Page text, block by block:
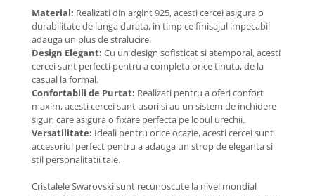
BRĂȚĂRI CU ȘNUR REGLABIL
Brățări din Aur cu șnur reglabil
Brățări din Argint cu șnur reglabil
BRĂȚĂRI CU PIETRE SEMIPREȚIOASE
Brățări din Aur cu pietre
semiprețioase
Brățări din Argint cu pietre
semiprețioase
Brățări elastice cu pietre
semiprețioase
BRĂȚĂRI DE PICIOR
Material: Realizati din argint 925, acesti cercei asigura o
durabilitate de lunga durata, in timp ce finisajul impecabil
adauga un plus de stralucire.
Design Elegant: Cu un design sofisticat si atemporal, acesti
cercei sunt perfecti pentru a completa orice tinuta, de la
casual la formal.
Confortabili de Purtat: Realizati pentru a oferi confort
maxim, acesti cercei sunt usori si au un sistem de inchidere
sigur, care asigura o fixare perfecta pe lobul urechii.
Versatilitate: Ideali pentru orice ocazie, acesti cercei sunt
accesoriul perfect pentru a adauga un strop de eleganta si
stil personalitatii tale.
Cristalele Swarovski sunt recunoscute la nivel mondial